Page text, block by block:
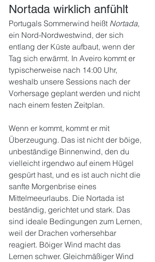
Nortada wirklich anfühlt
Portugals Sommerwind heißt Nortada,
ein Nord-Nordwestwind, der sich
entlang der Küste aufbaut, wenn der
Tag sich erwärmt. In Aveiro kommt er
typischerweise nach 14:00 Uhr,
weshalb unsere Sessions nach der
Vorhersage geplant werden und nicht
nach einem festen Zeitplan.
Wenn er kommt, kommt er mit
Überzeugung. Das ist nicht der böige,
unbeständige Binnenwind, den du
vielleicht irgendwo auf einem Hügel
gespürt hast, und es ist auch nicht die
sanfte Morgenbrise eines
Mittelmeeurlaubs. Die Nortada ist
beständig, gerichtet und stark. Das
sind ideale Bedingungen zum Lernen,
weil der Drachen vorhersehbar
reagiert. Böiger Wind macht das
Lernen schwer. Gleichmäßiger Wind